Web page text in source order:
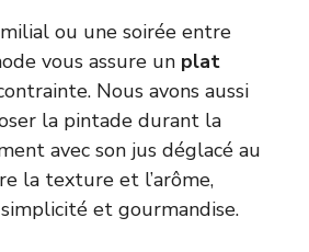
ou une soirée entre
vous assure un plat
Nous avons aussi
la pintade durant la
avec son jus déglacé au
la texture et l’arôme,
et gourmandise.